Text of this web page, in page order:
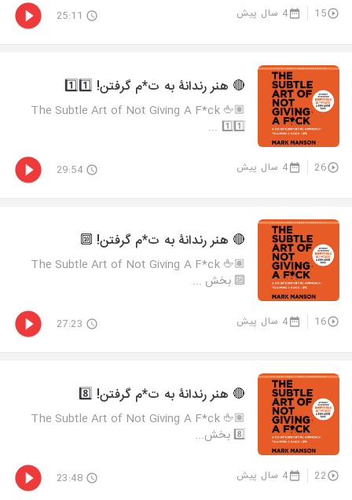
15 4 سال پیش 25:11
🔴 هنر رندانۀ به ت*م گرفتن! 1️⃣1️⃣
🖕🏽 The Subtle Art of Not Giving A F*ck
1️⃣1️⃣ ...
26 4 سال پیش 29:54
🔴 هنر رندانۀ به ت*م گرفتن! 🔟
🖕🏽 The Subtle Art of Not Giving A F*ck
🔟 بخش ...
16 4 سال پیش 27:23
🔴 هنر رندانۀ به ت*م گرفتن! 8️⃣
🖕🏽 The Subtle Art of Not Giving A F*ck
8️⃣ بخش...
22 4 سال پیش 23:48